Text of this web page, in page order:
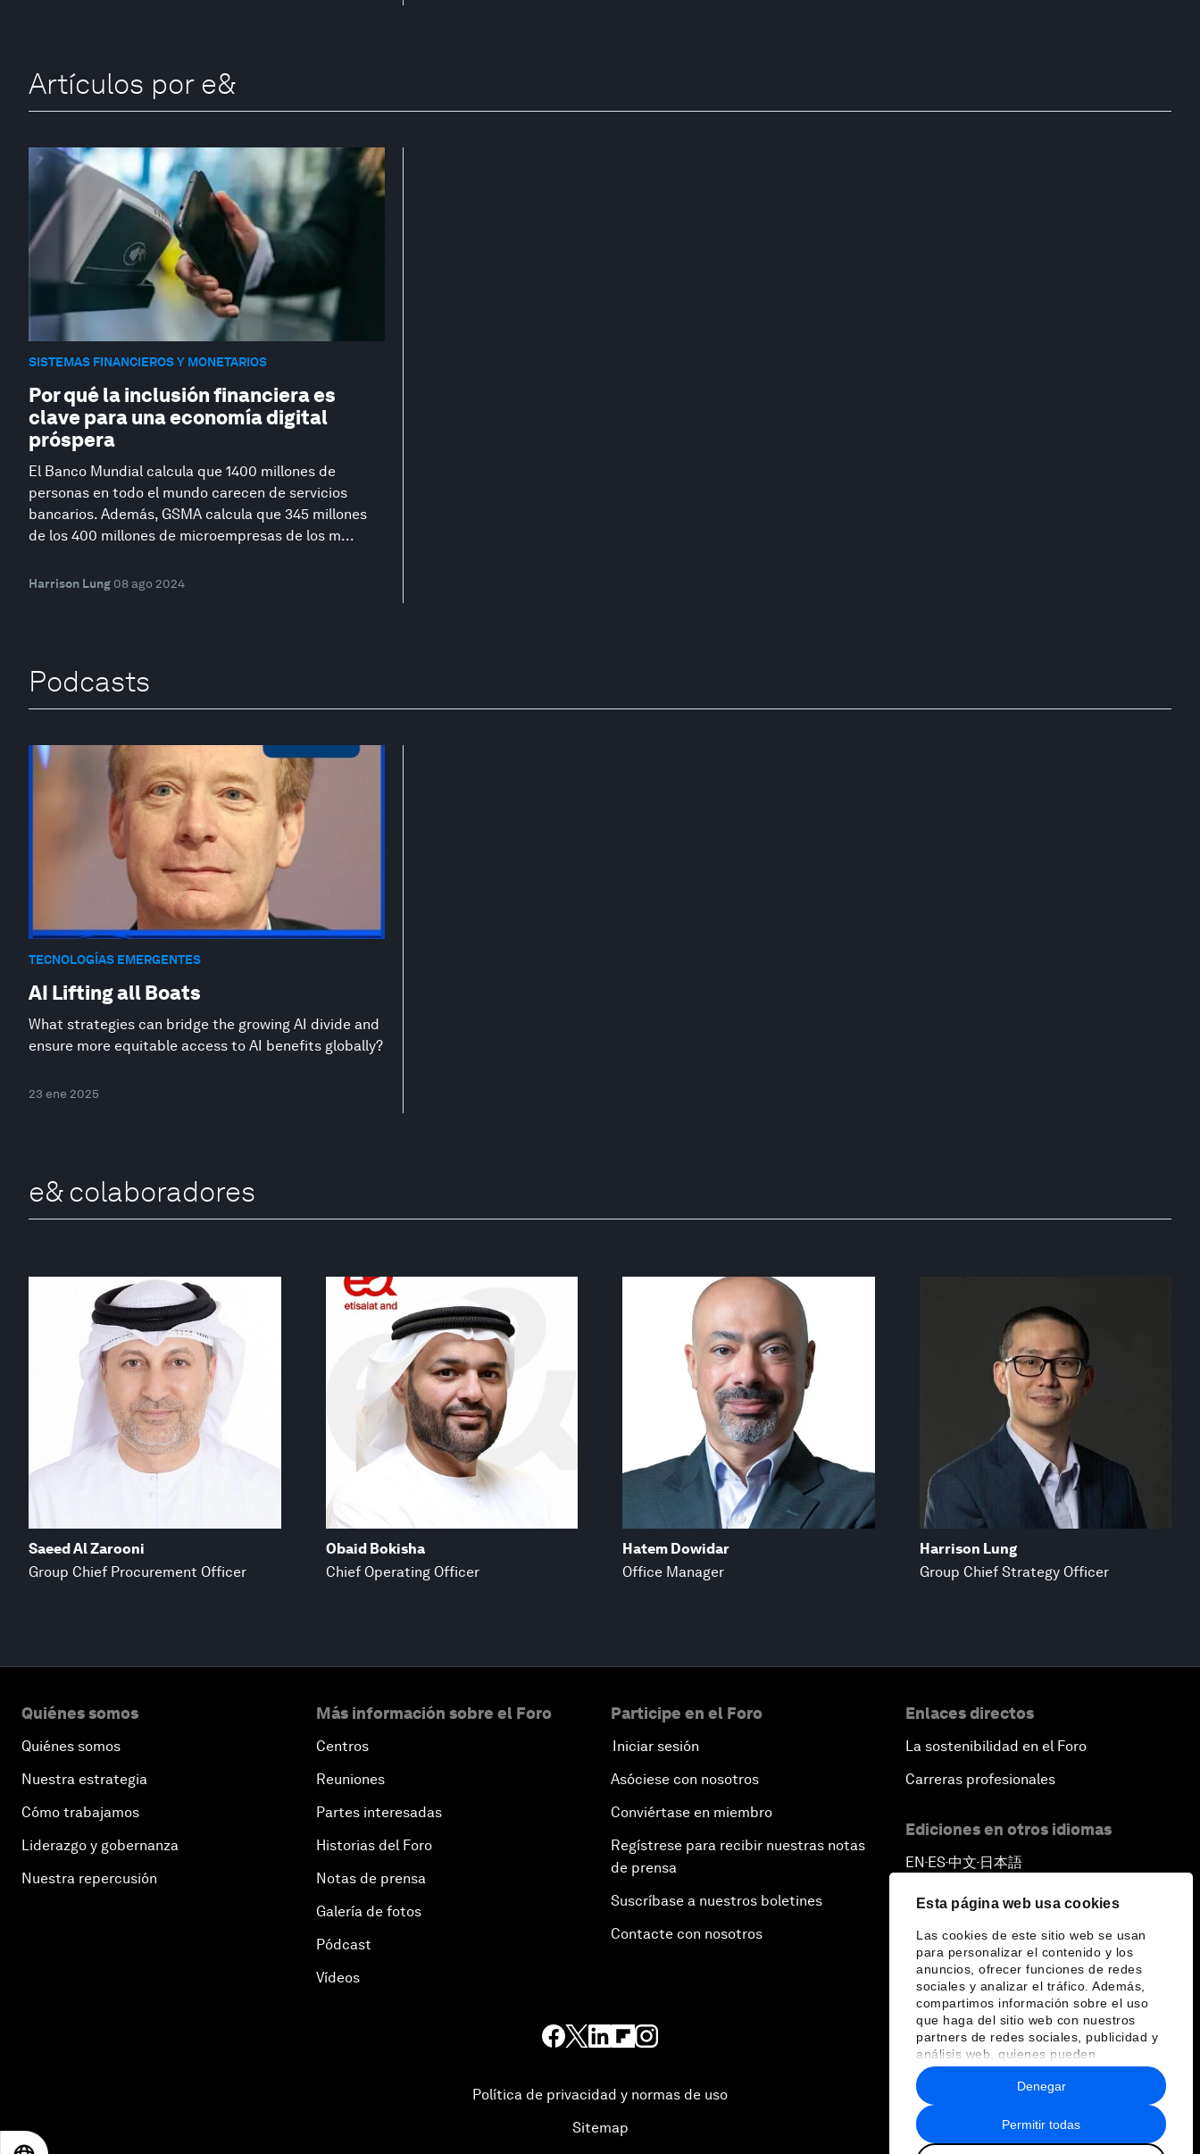
Esta página web usa cookies
Las cookies de este sitio web se usan
para personalizar el contenido y los
anuncios, ofrecer funciones de redes
sociales y analizar el tráfico. Además,
compartimos información sobre el uso
que haga del sitio web con nuestros
partners de redes sociales, publicidad y
análisis web, quienes pueden
combinarla con otra información que les
haya proporcionado o que hayan
recopilado a partir del uso que haya
hecho de sus servicios.
Permitir todas
Denegar
Artículos por e&
SISTEMAS FINANCIEROS Y MONETARIOS
Por qué la inclusión financiera es
clave para una economía digital
próspera
El Banco Mundial calcula que 1400 millones de
personas en todo el mundo carecen de servicios
bancarios. Además, GSMA calcula que 345 millones
de los 400 millones de microempresas de los m...
Harrison Lung 08 ago 2024
Podcasts
TECNOLOGÍAS EMERGENTES
AI Lifting all Boats
What strategies can bridge the growing AI divide and
ensure more equitable access to AI benefits globally?
23 ene 2025
e& colaboradores
Saeed Al Zarooni
Group Chief Procurement Officer
Obaid Bokisha
Chief Operating Officer
Hatem Dowidar
Office Manager
Harrison Lung
Group Chief Strategy Officer
Quiénes somos
Quiénes somos
Nuestra estrategia
Cómo trabajamos
Liderazgo y gobernanza
Nuestra repercusión
Más información sobre el Foro
Centros
Reuniones
Partes interesadas
Historias del Foro
Notas de prensa
Galería de fotos
Pódcast
Vídeos
Participe en el Foro
Iniciar sesión
Asóciese con nosotros
Conviértase en miembro
Regístrese para recibir nuestras notas
de prensa
Suscríbase a nuestros boletines
Contacte con nosotros
Enlaces directos
La sostenibilidad en el Foro
Carreras profesionales
Ediciones en otros idiomas
EN ▪ ES▪中文▪ 日本語
Política de privacidad y normas de uso
Sitemap